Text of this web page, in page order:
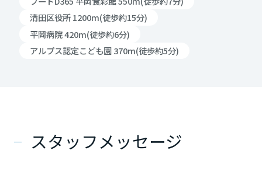
清田区役所 1200m(徒歩約15分)
平岡病院 420m(徒歩約6分)
アルプス認定こども園 370m(徒歩約5分)
スタッフメッセージ